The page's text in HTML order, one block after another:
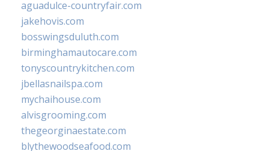
aguadulce-countryfair.com
jakehovis.com
bosswingsduluth.com
birminghamautocare.com
tonyscountrykitchen.com
jbellasnailspa.com
mychaihouse.com
alvisgrooming.com
thegeorginaestate.com
blythewoodseafood.com